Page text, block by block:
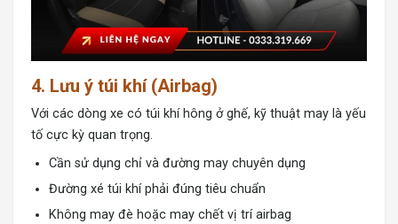
4. Lưu ý túi khí (Airbag)
Với các dòng xe có túi khí hông ở ghế, kỹ thuật may là yếu
tố cực kỳ quan trọng.
Cần sử dụng chỉ và đường may chuyên dụng
Đường xé túi khí phải đúng tiêu chuẩn
Không may đè hoặc may chết vị trí airbag